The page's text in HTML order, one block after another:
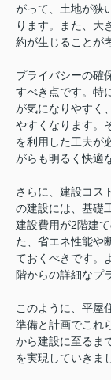
がって、土地が狭
ります。また、大
約が生じることが
プライバシーの確
すべき点です。特
が気になりやすく
やすくなります。
を利用した工夫が
がらも明るく快適
さらに、建設コス
の建設には、基礎
建設費用が2階建
た、省エネ性能や
ておくべきです。
階からの詳細なプ
このように、平屋
準備と計画でこれ
から建設に至るま
を実現していきま